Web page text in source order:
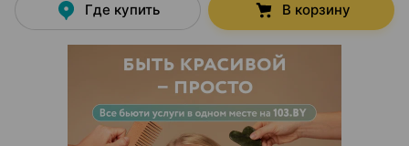
Где купить В корзину